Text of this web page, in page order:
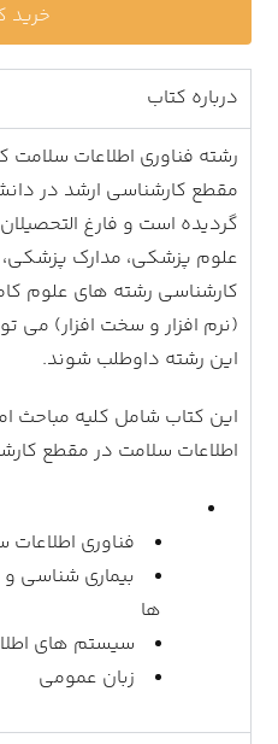
خرید
درباره کتاب
رشته فناوری اطلاعات
مقطع کارشناسی ارشد در
گردیده است و فارغ
علوم پزشکی، مدارک پزشکی،
کارشناسی رشته های علوم
(نرم افزار و سخت افزار) می
این رشته داوطلب شوند.
این کتاب شامل کلیه مباحث
اطلاعات سلامت در مقطع
فناوری اطلاعات
بیماری شناسی و
ها
سیستم های
زبان عمومی